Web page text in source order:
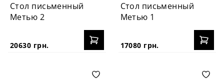
Стол письменный
Метью 2
20630 грн.
Стол письменный
Метью 1
17080 грн.